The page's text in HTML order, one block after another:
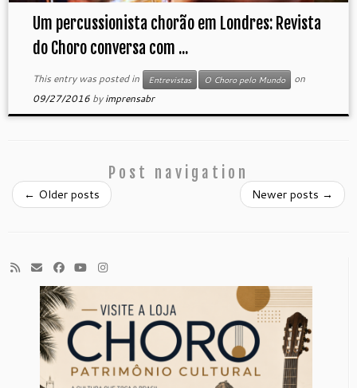
Um percussionista chorão em Londres: Revista
do Choro conversa com ...
This entry was posted in Entrevistas O Choro pelo Mundo
on
09/27/2016 byimprensabr
Post navigation
← Older posts Newer posts →